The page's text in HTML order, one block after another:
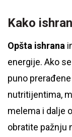
Kako
Opšta ishrana
energije. Ako
puno
nutritijentima,
melema i dalje
obratite pažnju